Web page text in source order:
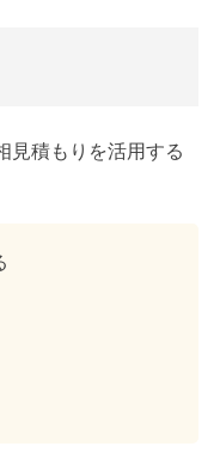
見積もりを活用する